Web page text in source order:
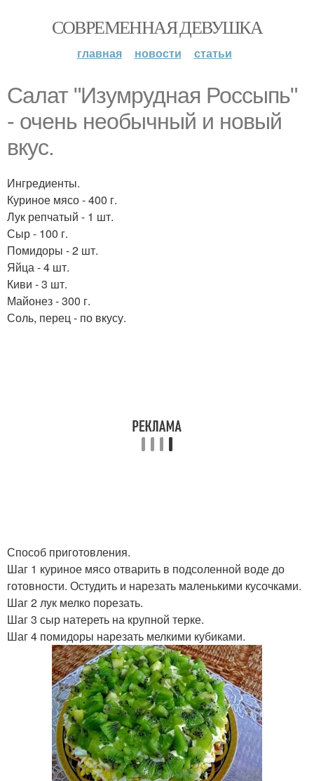
СОВРЕМЕННАЯ ДЕВУШКА
главная новости статьи
Салат "Изумрудная Россыпь"
- очень необычный и новый
вкус.
Ингредиенты.
Куриное мясо - 400 г.
Лук репчатый - 1 шт.
Сыр - 100 г.
Помидоры - 2 шт.
Яйца - 4 шт.
Киви - 3 шт.
Майонез - 300 г.
Соль, перец - по вкусу.
Способ приготовления.
Шаг 1 куриное мясо отварить в подсоленной воде до
готовности. Остудить и нарезать маленькими кусочками.
Шаг 2 лук мелко порезать.
Шаг 3 сыр натереть на крупной терке.
Шаг 4 помидоры нарезать мелкими кубиками.